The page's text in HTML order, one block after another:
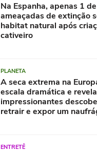
Na Espanha, apenas 1
ameaçadas de extinção
habitat natural após
cativeiro
PLANETA
A seca extrema na
escala dramática e revela
impressionantes
retrair e expor um
ENTRETÊ